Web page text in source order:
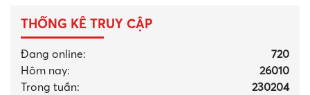
THỐNG KÊ TRUY CẬP
Đang online:
720
Hôm nay:
26010
Trong tuần:
230204